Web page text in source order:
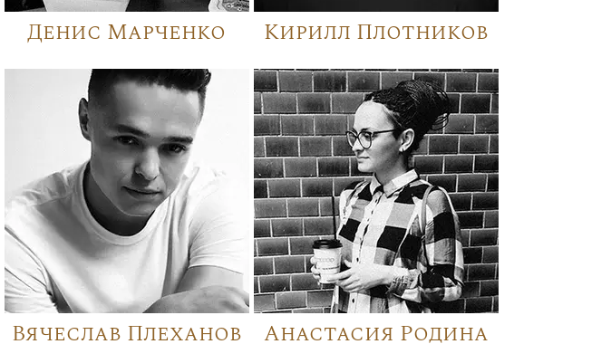
Денис Марченко Кирилл Плотников
Вячеслав Плеханов Анастасия Родина